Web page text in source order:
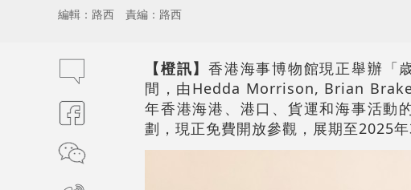
編輯：路西 責編：路西
【橙訊】香港海事博物館現正舉辦「
間，由Hedda Morrison, Brian
年香港海港、港口、貨運和海事活動
劃，現正免費開放參觀，展期至2025年